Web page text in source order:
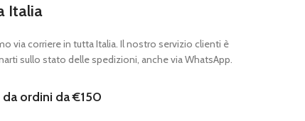
Italia
via corriere in tutta Italia. Il nostro servizio clienti è
sullo stato delle spedizioni, anche via WhatsApp.
ordini da €150